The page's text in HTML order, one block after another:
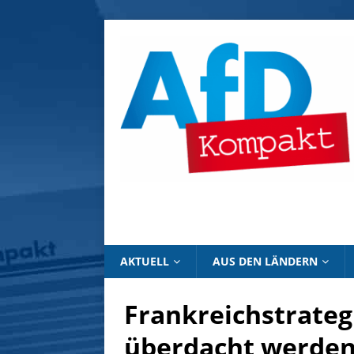
AKTUELL AUS DEN LÄNDERN
überdacht werden